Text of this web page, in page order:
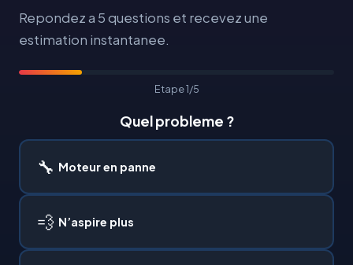
Repondez a 5 questions et recevez une
estimation instantanee.
Etape 1/5
Quel probleme ?
🔧 Moteur en panne
💨 N’aspire plus